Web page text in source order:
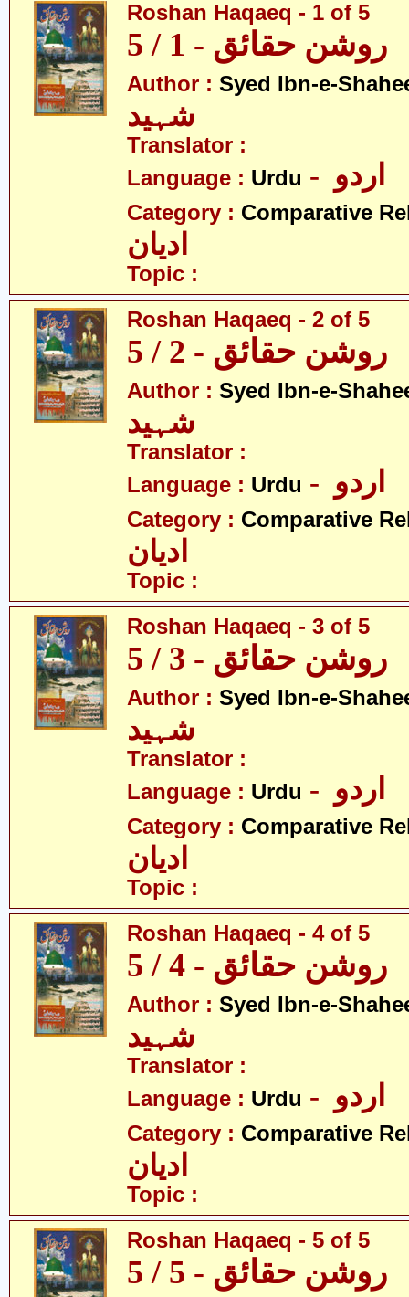
Roshan Haqaeq - 1 of 5
روشن حقائق - 1 / 5
Author : Syed Ibn-e-
شہید
Translator :
Language : Urdu
Category : Comparative
ادیان
Topic :
Roshan Haqaeq - 2 of 5
روشن حقائق - 2 / 5
Author : Syed Ibn-e-
شہید
Translator :
Language : Urdu
Category : Comparative
ادیان
Topic :
Roshan Haqaeq - 3 of 5
روشن حقائق - 3 / 5
Author : Syed Ibn-e-
شہید
Translator :
Language : Urdu
Category : Comparative
ادیان
Topic :
Roshan Haqaeq - 4 of 5
روشن حقائق - 4 / 5
Author : Syed Ibn-e-
شہید
Translator :
Language : Urdu
Category : Comparative
ادیان
Topic :
Roshan Haqaeq - 5 of 5
روشن حقائق - 5 / 5